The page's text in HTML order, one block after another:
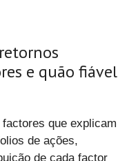
e quão fiável
que explicam
de ações,
de cada factor